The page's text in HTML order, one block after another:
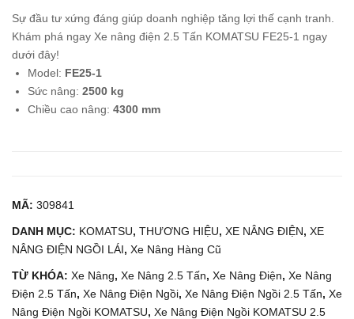
Tấn
Sự đầu tư xứng đáng giúp doanh nghiệp tăng lợi thế cạnh tranh.
Khám phá ngay Xe nâng điện 2.5 Tấn KOMATSU FE25-1 ngay
dưới đây!
Model: FE25-1
Sức nâng: 2500 kg
Chiều cao nâng: 4300 mm
MÃ: 309841
DANH MỤC: KOMATSU, THƯƠNG HIỆU, XE NÂNG ĐIỆN, XE
NÂNG ĐIỆN NGỒI LÁI, Xe Nâng Hàng Cũ
TỪ KHÓA: Xe Nâng, Xe Nâng 2.5 Tấn, Xe Nâng Điện, Xe Nâng
Điện 2.5 Tấn, Xe Nâng Điện Ngồi, Xe Nâng Điện Ngồi 2.5 Tấn, Xe
Nâng Điện Ngồi KOMATSU, Xe Nâng Điện Ngồi KOMATSU 2.5